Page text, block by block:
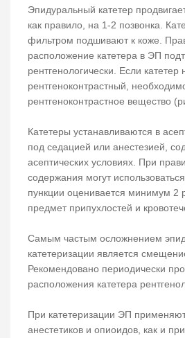
Эпидуральный катетер
как правило, на 1-2 позвонка.
фильтром подшивают к коже.
расположение катетера в ЭП
рентгенологически. Если катетер
рентгеноконтрастный,
рентгеноконтрастное вещество
Катетеры устанавливаются в
под седацией или анестезией,
асептических условиях. При
содержания могут
пункции оценивается минимум 2
предмет припухлостей и
Самым частым осложнением
катетеризации является
Рекомендовано периодически
расположения катетера
При катетеризации ЭП
анестетиков и опиоидов, как и